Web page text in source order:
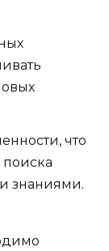
что
знаниями.